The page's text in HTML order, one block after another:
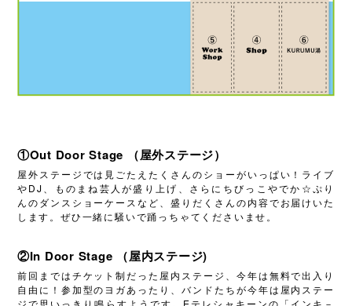
①Out Door Stage （屋外ステージ）
屋外ステージでは見ごたえたくさんのショーがいっぱい！ライブ
やDJ、ものまね芸人が盛り上げ、さらにちびっこやでか☆ぷり
んのダンスショーケースなど、盛りだくさんの内容でお届けいた
します。ぜひ一緒に騒いで踊っちゃてくださいませ。
②In Door Stage （屋内ステージ)
前回まではチケット制だった屋内ステージ、今年は無料で出入り
自由に！参加型のヨガあったり、バンドたちが今年は屋内ステー
ジで思いっきり鳴らすようです。Eテレシャキーンの「インキ－